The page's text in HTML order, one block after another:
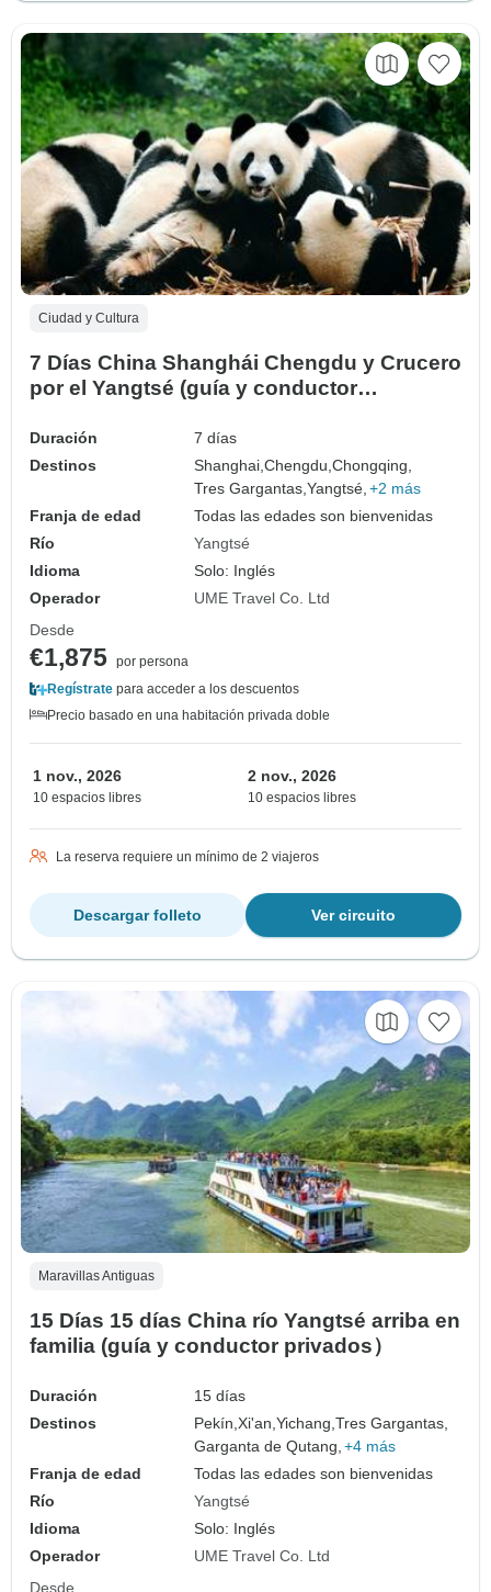
Ciudad y Cultura
7 Días China Shanghái Chengdu y Crucero
por el Yangtsé (guía y conductor
Duración
7 días
Destinos
Shanghai,Chengdu,Chongqing,
Tres Gargantas,Yangtsé, +2 más
Franja de edad
Todas las edades son bienvenidas
Río
Yangtsé
Idioma
Solo: Inglés
Operador
UME Travel Co. Ltd
Desde
€1,875 por persona
Regístrate para acceder a los descuentos
Precio basado en una habitación privada doble
1 nov., 2026
10 espacios libres
2 nov., 2026
10 espacios libres
La reserva requiere un mínimo de 2 viajeros
Ver circuito
Descargar folleto
Maravillas Antiguas
15 Días 15 días China río Yangtsé arriba en
familia (guía y conductor privados）
Duración
15 días
Destinos
Pekín,Xi'an,Yichang,Tres Gargantas,
Garganta de Qutang, +4 más
Franja de edad
Todas las edades son bienvenidas
Río
Yangtsé
Idioma
Solo: Inglés
Operador
UME Travel Co. Ltd
Desde